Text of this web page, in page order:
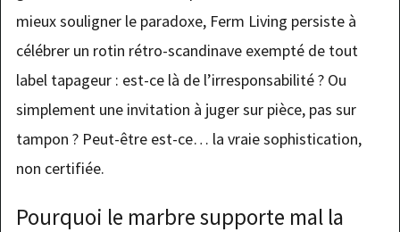
mieux souligner le paradoxe, Ferm Living persiste à
célébrer un rotin rétro-scandinave exempté de tout
label tapageur : est-ce là de l’irresponsabilité ? Ou
simplement une invitation à juger sur pièce, pas sur
tampon ? Peut-être est-ce… la vraie sophistication,
non certifiée.
Pourquoi le marbre supporte mal la